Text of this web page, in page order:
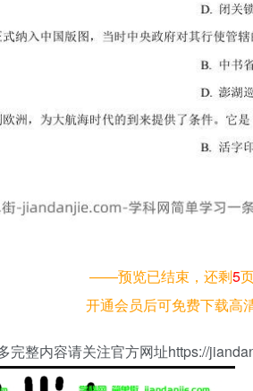
——预览已结束，还剩5
开通会员后可免费下载高
完整内容请关注官方网址https://